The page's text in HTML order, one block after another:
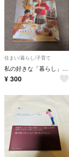
住まい/暮らし/子育て
私の好きな「暮らし」のかたち
¥ 300